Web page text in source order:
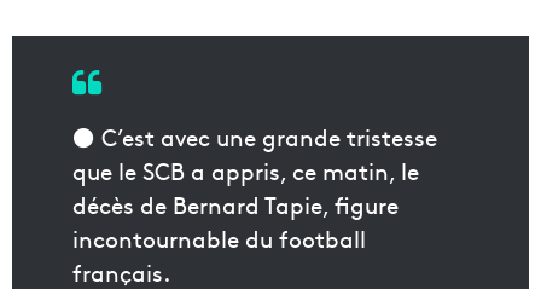
⚫️ C’est avec une grande tristesse
que le SCB a appris, ce matin, le
décès de Bernard Tapie, figure
incontournable du football
français.